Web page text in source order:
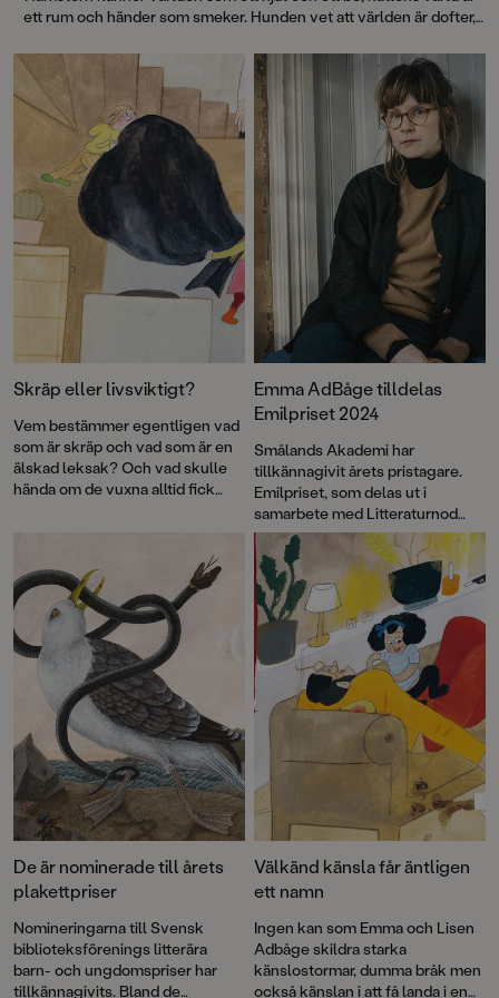
ett rum och händer som smeker. Hunden vet att världen är dofter,
fisken djup och glitter. I rytmiska rim och fantastiska bilder utforskar
Lotta Olsson och Emma AdBåge hur världen ser ut ur olika djurs
perspektiv – det lilla och det stora, det nära och det oändliga.
Skräp eller livsviktigt?
Vem bestämmer egentligen vad
som är skräp och vad som är en
älskad leksak? Och vad skulle
hända om de vuxna alltid fick
Påsen
där hon på sitt karaktäristiskt
underfundiga och pricksäkra vis
synar vuxenvärlden.
Emma AdBåge tilldelas
Emilpriset 2024
Smålands Akademi har
tillkännagivit årets pristagare.
Emilpriset, som delas ut i
samarbete med Litteraturnod
Vimmerby, går i år till Emma
AdBåge.
De är nominerade till årets
plakettpriser
Nomineringarna till Svensk
biblioteksförenings litterära
barn- och ungdomspriser har
tillkännagivits. Bland de
Välkänd känsla får äntligen
ett namn
Ingen kan som Emma och Lisen
Adbåge skildra starka
känslostormar, dumma bråk men
också känslan i att få landa i en